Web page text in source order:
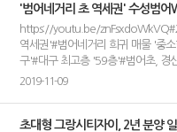
https://youtu.be/
역세권'#범어네거리 희귀 매물 '중
구'#대구 최고층 '59층'#범어초, 경신
2019-11-09
초대형 그랑시티자이, 2년 분양